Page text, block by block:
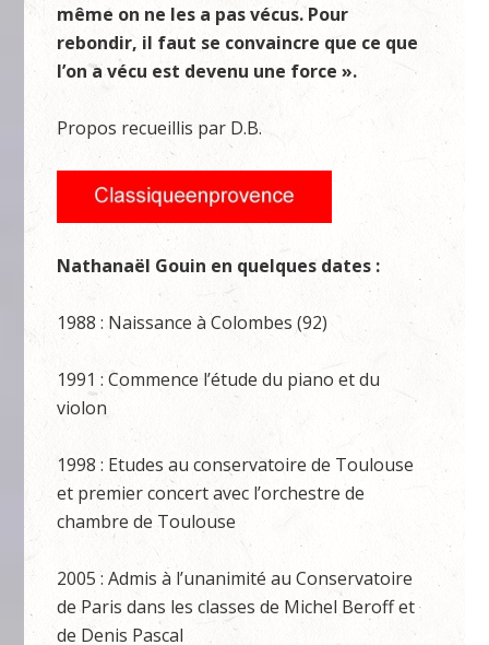
même on ne les a pas vécus. Pour
rebondir, il faut se convaincre que ce que
l’on a vécu est devenu une force ».
Propos recueillis par D.B.
Nathanaël Gouin en quelques dates :
1988 : Naissance à Colombes (92)
1991 : Commence l’étude du piano et du
violon
1998 : Etudes au conservatoire de Toulouse
et premier concert avec l’orchestre de
chambre de Toulouse
2005 : Admis à l’unanimité au Conservatoire
de Paris dans les classes de Michel Beroff et
de Denis Pascal